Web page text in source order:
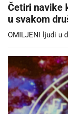
Četiri navike
u svakom
OMILJENI ljudi u